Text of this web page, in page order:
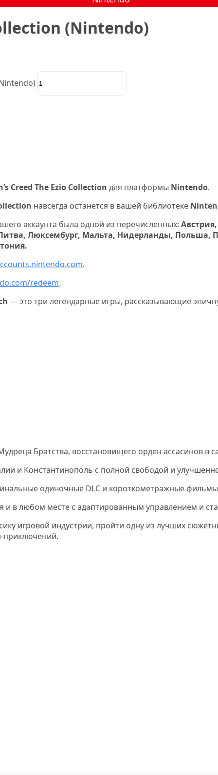
(Nintendo)
Creed The Ezio Collection для платформы Nintendo.
навсегда останется в вашей библиотеке
аккаунта была одной из перечисленных:
Люксембург, Мальта, Нидерланды, Польша,
.
redeem.
— это три легендарные игры, рассказывающие
Братства, восстановищего орден ассасинов в
и Константинополь с полной свободой и
одиночные DLC и короткометражные
и в любом месте с адаптированным управлением и
игровой индустрии, пройти одну из лучших
приключений.